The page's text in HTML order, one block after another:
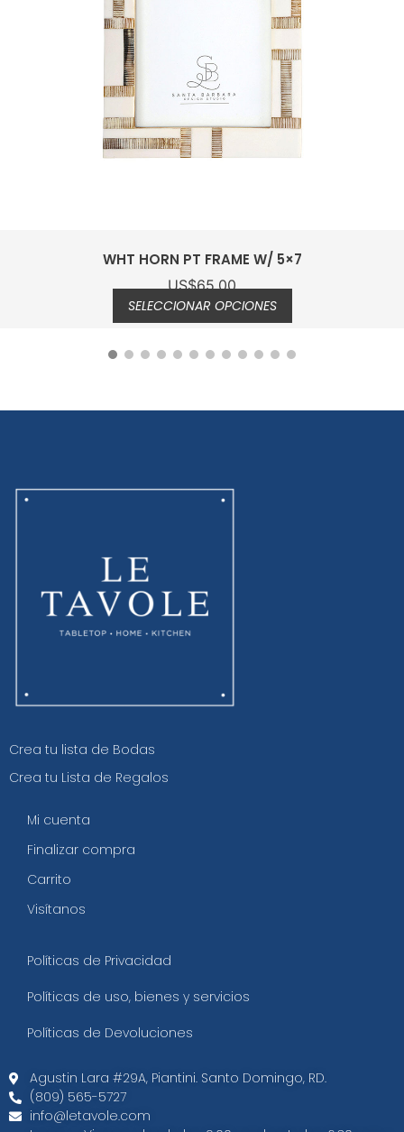
LES FABLES AC MARCO DE FOTO
US$219.00
AÑADIR AL CARRITO
Crea tu lista de Bodas
Crea tu Lista de Regalos
Mi cuenta
Finalizar compra
Carrito
Visítanos
Políticas de Privacidad
Políticas de uso, bienes y servicios
Políticas de Devoluciones
Agustin Lara #29A, Piantini. Santo Domingo, RD.​
(809) 565-5727
info@letavole.com